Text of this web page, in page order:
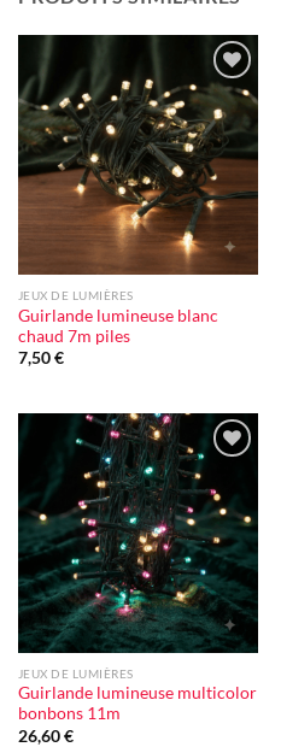
Ajouter
à la liste
d'envie
JEUX DE LUMIÈRES
Guirlande lumineuse blanc
chaud 7m piles
7,50€
Ajouter
à la liste
d'envie
JEUX DE LUMIÈRES
Guirlande lumineuse multicolor
bonbons 11m
26,60€